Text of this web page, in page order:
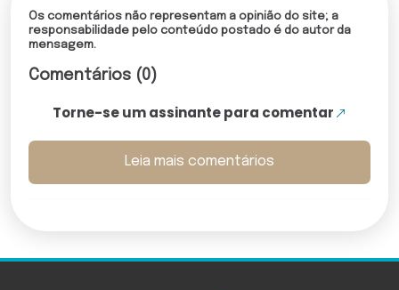
Os comentários não representam a opinião do site; a
responsabilidade pelo conteúdo postado é do autor da
mensagem.
Comentários (0)
Torne-se um assinante para comentar
Leia mais comentários